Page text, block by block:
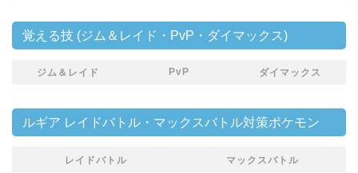
覚える技 (ジム＆レイド・PvP・ダイマックス)
ジム＆レイド PvP ダイマックス
ルギア レイドバトル・マックスバトル対策ポケモン
レイドバトル マックスバトル